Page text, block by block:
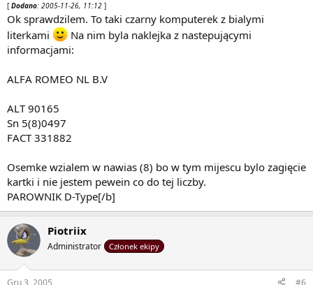
[ Dodano: 2005-11-26, 11:12 ]
Ok sprawdzilem. To taki czarny komputerek z bialymi
literkami
Na nim byla naklejka z nastepującymi
informacjami:
ALFA ROMEO NL B.V
ALT 90165
Sn 5(8)0497
FACT 331882
Osemke wzialem w nawias (8) bo w tym mijescu bylo zagięcie
kartki i nie jestem pewein co do tej liczby.
PAROWNIK D-Type[/b]
Piotriix
Administrator Członek ekipy
Gru 3, 2005 #6